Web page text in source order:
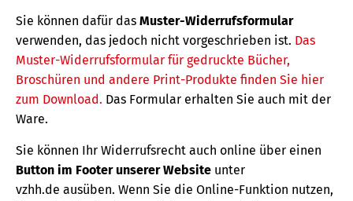
Sie können dafür das Muster-Widerrufsformular
verwenden, das jedoch nicht vorgeschrieben ist. Das
Muster-Widerrufsformular für gedruckte Bücher,
Broschüren und andere Print-Produkte finden Sie hier
zum Download. Das Formular erhalten Sie auch mit der
Ware.
Sie können Ihr Widerrufsrecht auch online über einen
Button im Footer unserer Website unter
vzhh.de ausüben. Wenn Sie die Online-Funktion nutzen,